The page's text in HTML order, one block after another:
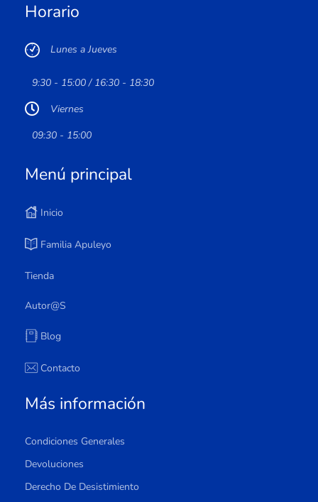
Horario
Lunes a Jueves
9:30 - 15:00 / 16:30 - 18:30
Viernes
09:30 - 15:00
Menú principal
Inicio
Familia Apuleyo
Tienda
Autor@s
Blog
Contacto
Más información
Condiciones Generales
Devoluciones
Derecho De Desistimiento